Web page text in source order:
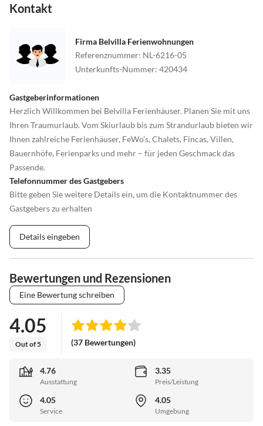
Kontakt
Firma Belvilla Ferienwohnungen
Referenznummer: NL-6216-05
Unterkunfts-Nummer: 420434
Gastgeberinformationen
Herzlich Willkommen bei Belvilla Ferienhäuser. Planen Sie mit uns
Ihren Traumurlaub. Vom Skiurlaub bis zum Strandurlaub bieten wir
Ihnen zahlreiche Ferienhäuser, FeWo’s, Chalets, Fincas, Villen,
Bauernhöfe, Ferienparks und mehr – für jeden Geschmack das
Passende.
Telefonnummer des Gastgebers
Bitte geben Sie weitere Details ein, um die Kontaktnummer des
Gastgebers zu erhalten
Details eingeben
Bewertungen und Rezensionen
Eine Bewertung schreiben
4.05
Out of 5 (37 Bewertungen)
4.76
Ausstattung
3.35
Preis/Leistung
4.05
Service
4.05
Umgebung